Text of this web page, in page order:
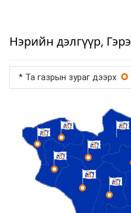
Нэрийн дэлгүүр,
* Та газрын зураг дээрх